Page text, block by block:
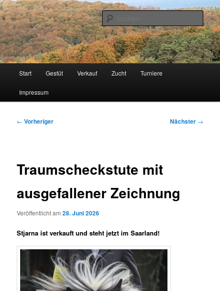
Zum
primären
Inhalt
springenGestüt Schnorrenberg
Islandpferde vom Schnorrenberg
Start Gestüt Verkauf Zucht Turniere
Impressum
Beitragsnavigation
← Vorheriger Nächster →
Traumscheckstute mit
ausgefallener Zeichnung
Veröffentlicht am28. Juni 2026
Stjarna ist verkauft und steht jetzt im Saarland!